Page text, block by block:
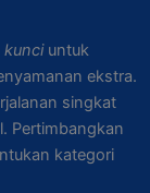
kunciuntuk
ekstra.
singkat
Pertimbangkan
kategori